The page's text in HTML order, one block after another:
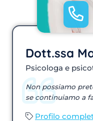
Dott.ssa
Psicologa e
Non possiamo
se continuiamo a
Profilo